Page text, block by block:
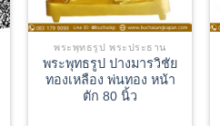
พระพุทธรูป พระประธาน
พระพุทธรูป ปางมารวิชัย
ทองเหลือง พ่นทอง หน้า
ตัก 80 นิ้ว